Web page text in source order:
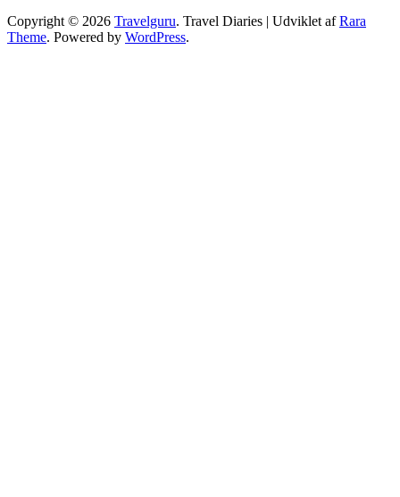
Copyright © 2026 Travelguru. Travel Diaries | Udviklet afRara
Theme. Powered by WordPress.